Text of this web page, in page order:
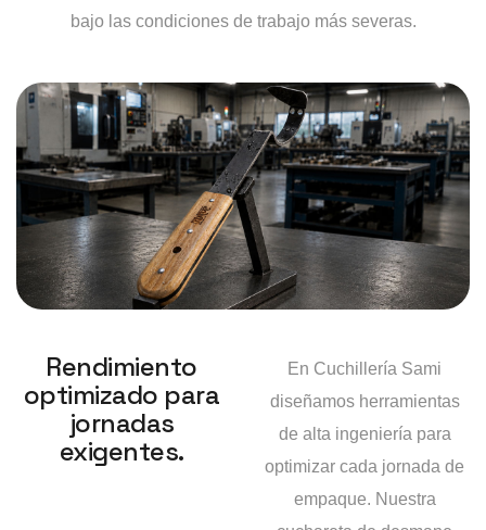
bajo las condiciones de trabajo más severas.
Rendimiento
optimizado para
jornadas
exigentes.
En Cuchillería Sami
diseñamos herramientas
de alta ingeniería para
optimizar cada jornada de
empaque. Nuestra